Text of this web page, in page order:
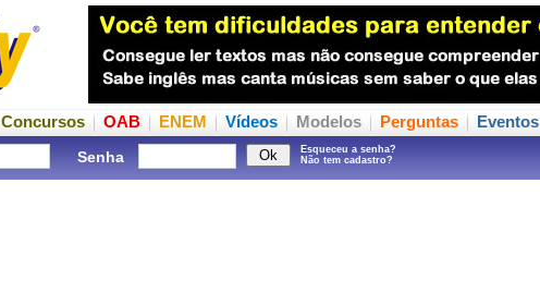
Concursos OAB ENEM Vídeos Modelos Perguntas Eventos
Senha
Esqueceu a senha?
Não tem cadastro?